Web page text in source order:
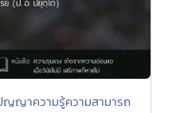
ญญาความรู้ความสามารถ